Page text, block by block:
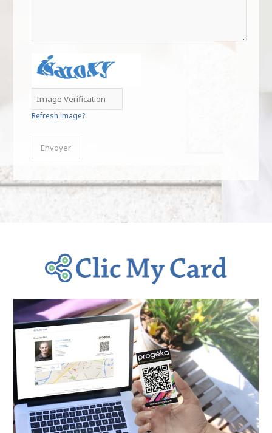
Refresh image?
Envoyer